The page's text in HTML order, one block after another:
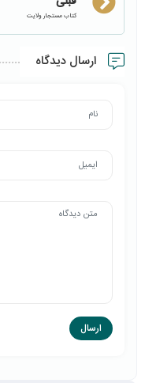
کتاب مستجار ولایت
ارسال دیدگاه